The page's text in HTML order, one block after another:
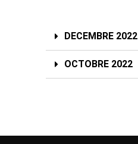
DECEMBRE 2022
OCTOBRE 2022